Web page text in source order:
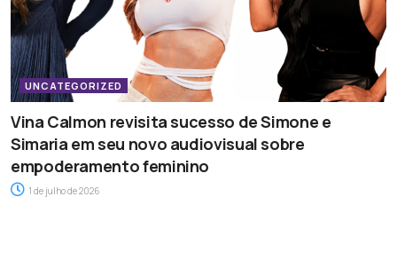
UNCATEGORIZED
Vina Calmon revisita sucesso de Simone e
Simaria em seu novo audiovisual sobre
empoderamento feminino
1 de julho de 2026